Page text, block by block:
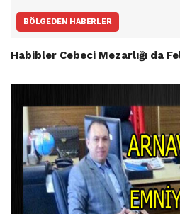
BÖLGEDEN HABERLER
Habibler Cebeci Mezarlığı da